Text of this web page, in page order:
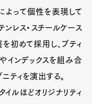
よって個性を表現して
ンレス・スチールケース
初めて採用し、ブティ
インデックスを組み合
ティを演出する。
ルほどオリジナリティ